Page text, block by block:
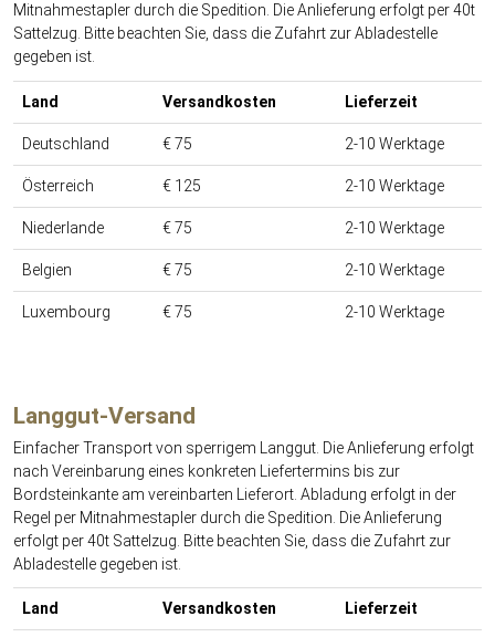
Mitnahmestapler durch die Spedition. Die Anlieferung erfolgt per 40t
Sattelzug. Bitte beachten Sie, dass die Zufahrt zur Abladestelle
gegeben ist.
Land Versandkosten Lieferzeit
Deutschland € 75 2-10 Werktage
Österreich € 125 2-10 Werktage
Niederlande € 75 2-10 Werktage
Belgien € 75 2-10 Werktage
Luxembourg € 75 2-10 Werktage
Langgut-Versand
Einfacher Transport von sperrigem Langgut. Die Anlieferung erfolgt
nach Vereinbarung eines konkreten Liefertermins bis zur
Bordsteinkante am vereinbarten Lieferort. Abladung erfolgt in der
Regel per Mitnahmestapler durch die Spedition. Die Anlieferung
erfolgt per 40t Sattelzug. Bitte beachten Sie, dass die Zufahrt zur
Abladestelle gegeben ist.
Land Versandkosten Lieferzeit